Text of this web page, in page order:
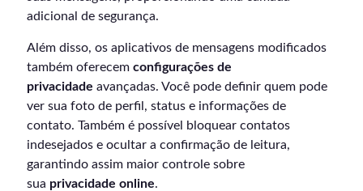
adicional de segurança.
Além disso, os aplicativos de mensagens modificados
também oferecem configurações de
privacidade avançadas. Você pode definir quem pode
ver sua foto de perfil, status e informações de
contato. Também é possível bloquear contatos
indesejados e ocultar a confirmação de leitura,
garantindo assim maior controle sobre
sua privacidade online.